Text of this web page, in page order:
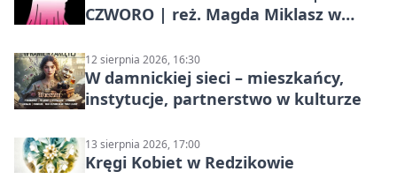
CZWORO | reż. Magda Miklasz w
12 sierpnia 2026, 16:30
W damnickiej sieci – mieszkańcy,
instytucje, partnerstwo w kulturze
13 sierpnia 2026, 17:00
Kręgi Kobiet w Redzikowie